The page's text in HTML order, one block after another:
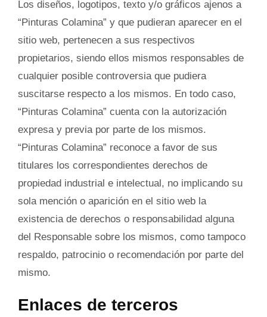
Los diseños, logotipos, texto y/o gráficos ajenos a
“Pinturas Colamina” y que pudieran aparecer en el
sitio web, pertenecen a sus respectivos
propietarios, siendo ellos mismos responsables de
cualquier posible controversia que pudiera
suscitarse respecto a los mismos. En todo caso,
“Pinturas Colamina” cuenta con la autorización
expresa y previa por parte de los mismos.
“Pinturas Colamina” reconoce a favor de sus
titulares los correspondientes derechos de
propiedad industrial e intelectual, no implicando su
sola mención o aparición en el sitio web la
existencia de derechos o responsabilidad alguna
del Responsable sobre los mismos, como tampoco
respaldo, patrocinio o recomendación por parte del
mismo.
Enlaces de terceros